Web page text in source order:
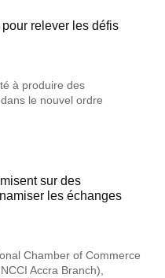
pour relever les défis
à produire des
le nouvel ordre
sur des
les échanges
Chamber of Commerce
Accra Branch),